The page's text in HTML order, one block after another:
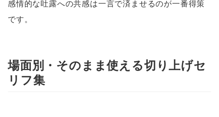
感情的な吐露への共感は一言で済ませるのが一番得策
です。
場面別・そのまま使える切り上げセ
リフ集